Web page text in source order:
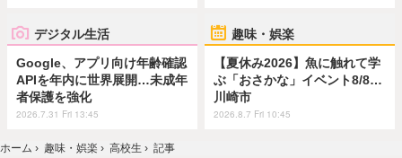
デジタル生活
Google、アプリ向け年齢確認
APIを年内に世界展開…未成年
者保護を強化
2026.7.31 Fri 13:45
趣味・娯楽
【夏休み2026】魚に触れて学
ぶ「おさかな」イベント8/8…
川崎市
2026.8.7 Fri 10:45
ホーム › 趣味・娯楽 › 高校生 › 記事